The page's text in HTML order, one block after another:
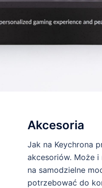
Akcesoria
Jak na Keychrona
akcesoriów. Może
na samodzielne
potrzebować do